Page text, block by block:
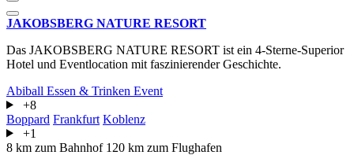
JAKOBSBERG NATURE RESORT
Das JAKOBSBERG NATURE RESORT ist ein 4-Sterne-Superior
Hotel und Eventlocation mit faszinierender Geschichte.
Abiball Essen & Trinken Event
+8
Boppard Frankfurt Koblenz
+1
8 km zum Bahnhof 120 km zum Flughafen